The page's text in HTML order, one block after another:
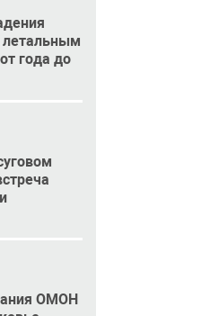
летальным
года до
ОМОН